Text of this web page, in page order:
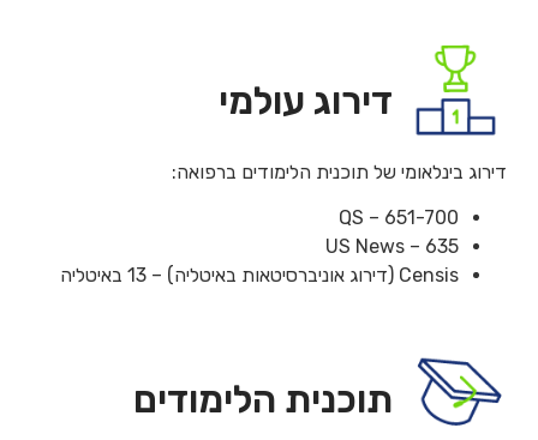
דירוג עולמי
דירוג בינלאומי של תוכנית הלימודים ברפואה:
QS – 651-700
US News – 635
Censis (דירוג אוניברסיטאות באיטליה) – 13 באיטליה
תוכנית הלימודים